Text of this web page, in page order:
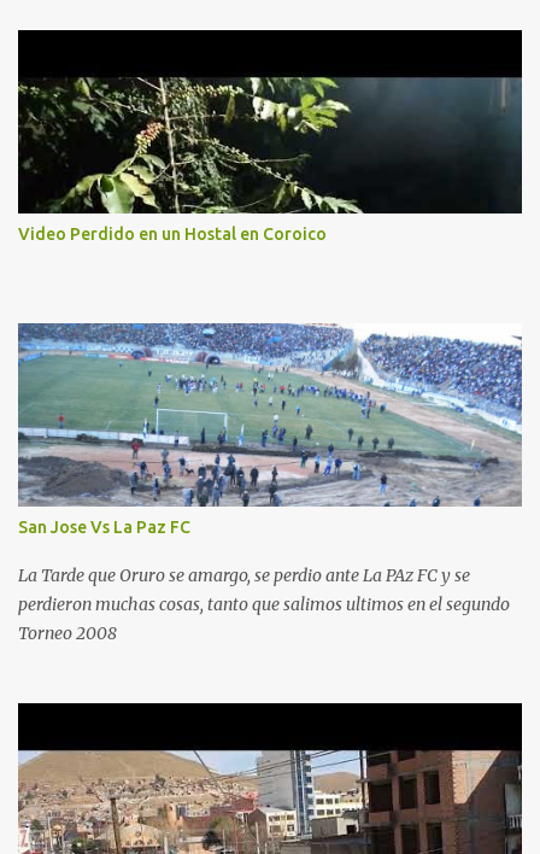
Video Perdido en un Hostal en Coroico
San Jose Vs La Paz FC
La Tarde que Oruro se amargo, se perdio ante La PAz FC y se
perdieron muchas cosas, tanto que salimos ultimos en el segundo
Torneo 2008